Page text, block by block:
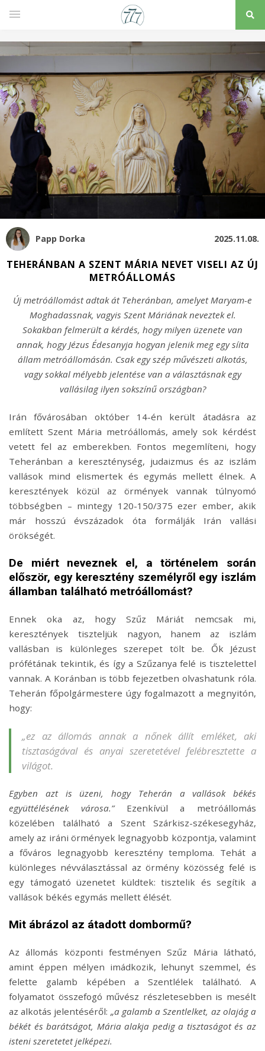
Papp Dorka 2025.11.08.
TEHERÁNBAN A SZENT MÁRIA NEVET VISELI AZ ÚJ
METRÓÁLLOMÁS
Új metróállomást adtak át Teheránban, amelyet Maryam-e
Moghadassnak, vagyis Szent Máriának neveztek el.
Sokakban felmerült a kérdés, hogy milyen üzenete van
annak, hogy Jézus Édesanyja hogyan jelenik meg egy síita
állam metróállomásán. Csak egy szép művészeti alkotás,
vagy sokkal mélyebb jelentése van a választásnak egy
vallásilag ilyen sokszínű országban?
Irán fővárosában október 14-én került átadásra az
említett Szent Mária metróállomás, amely sok kérdést
vetett fel az emberekben. Fontos megemlíteni, hogy
Teheránban a kereszténység, judaizmus és az iszlám
vallások mind elismertek és egymás mellett élnek. A
keresztények közül az örmények vannak túlnyomó
többségben – mintegy 120-150/375 ezer ember, akik
már hosszú évszázadok óta formálják Irán vallási
örökségét.
De miért neveznek el, a történelem során
először, egy keresztény személyről egy iszlám
államban található metróállomást?
Ennek oka az, hogy Szűz Máriát nemcsak mi,
keresztények tiszteljük nagyon, hanem az iszlám
vallásban is különleges szerepet tölt be. Ők Jézust
prófétának tekintik, és így a Szűzanya felé is tisztelettel
vannak. A Koránban is több fejezetben olvashatunk róla.
Teherán főpolgármestere úgy fogalmazott a megnyitón,
hogy:
„ez az állomás annak a nőnek állít emléket, aki
tisztaságával és anyai szeretetével felébresztette a
világot.
Egyben azt is üzeni, hogy Teherán a vallások békés
együttélésének városa.” Ezenkívül a metróállomás
közelében található a Szent Szárkisz-székesegyház,
amely az iráni örmények legnagyobb központja, valamint
a főváros legnagyobb keresztény temploma. Tehát a
különleges névválasztással az örmény közösség felé is
egy támogató üzenetet küldtek: tisztelik és segítik a
vallások békés egymás mellett élését.
Mit ábrázol az átadott dombormű?
Az állomás központi festményen Szűz Mária látható,
amint éppen mélyen imádkozik, lehunyt szemmel, és
felette galamb képében a Szentlélek található. A
folyamatot összefogó művész részletesebben is mesélt
az alkotás jelentéséről: „a galamb a Szentlelket, az olajág a
békét és barátságot, Mária alakja pedig a tisztaságot és az
isteni szeretetet jelképezi.